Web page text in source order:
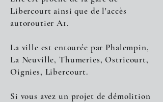
Libercourt ainsi que de l'accès
autoroutier A1.
La ville est entourée par Phalempin,
La Neuville, Thumeries, Ostricourt,
Oignies, Libercourt.
Si vous avez un projet de démolition